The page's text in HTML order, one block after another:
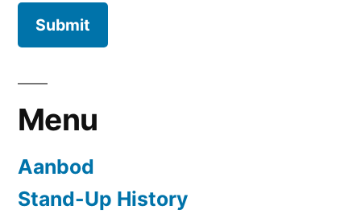
Menu
Aanbod
Stand-Up History